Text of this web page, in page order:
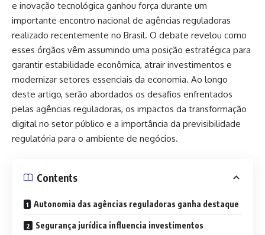
e inovação tecnológica ganhou força durante um
importante encontro nacional de agências reguladoras
realizado recentemente no Brasil. O debate revelou como
esses órgãos vêm assumindo uma posição estratégica para
garantir estabilidade econômica, atrair investimentos e
modernizar setores essenciais da economia. Ao longo
deste artigo, serão abordados os desafios enfrentados
pelas agências reguladoras, os impactos da transformação
digital no setor público e a importância da previsibilidade
regulatória para o ambiente de negócios.
Contents
Autonomia das agências reguladoras ganha destaque
Segurança jurídica influencia investimentos